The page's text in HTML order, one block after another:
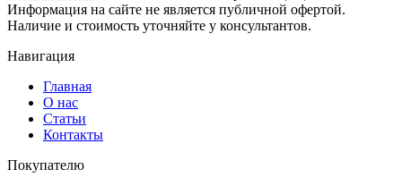
Информация на сайте не является публичной офертой.
Наличие и стоимость уточняйте у консультантов.
Навигация
Главная
О нас
Статьи
Контакты
Покупателю